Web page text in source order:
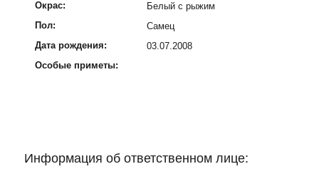
Окрас:
Белый с рыжим
Пол:
Самец
Дата рождения:
03.07.2008
Особые приметы:
Информация об ответственном лице: